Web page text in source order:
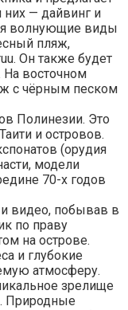
— дайвинг и
волнующие виды
пляж,
Он также будет
На восточном
с чёрным песком
Полинезии. Это
и островов.
(орудия
модели
70-х годов
видео, побывав в
по праву
на острове.
и глубокие
атмосферу.
зрелище
Природные